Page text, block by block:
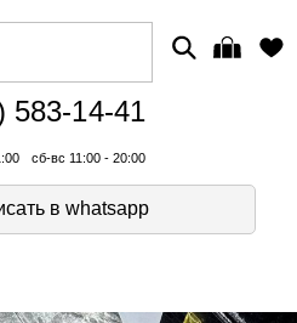
583-14-41
сб-вс 11:00 - 20:00
в whatsapp